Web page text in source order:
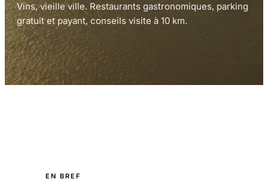
Vins, vieille ville. Restaurants gastronomiques, parking
gratuit et payant, conseils visite à 10 km.
EN BREF